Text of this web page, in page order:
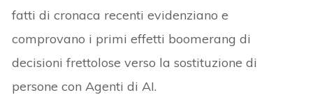
fatti di cronaca recenti evidenziano e
comprovano i primi effetti boomerang di
decisioni frettolose verso la sostituzione di
persone con Agenti di AI.